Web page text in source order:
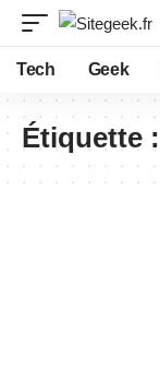
Tech Geek
Étiquette :